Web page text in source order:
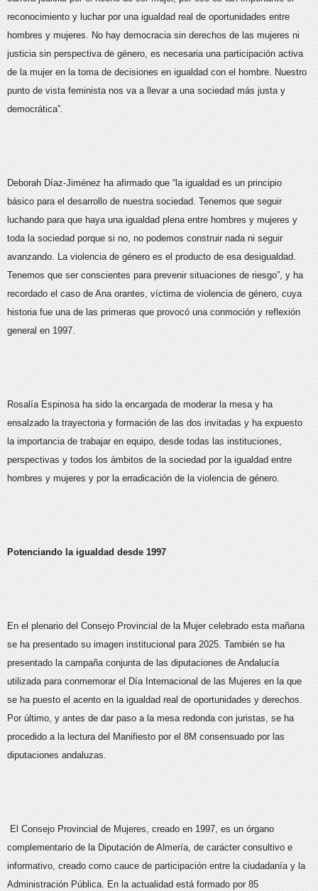
reconocimiento y luchar por una igualdad real de oportunidades entre
hombres y mujeres. No hay democracia sin derechos de las mujeres ni
justicia sin perspectiva de género, es necesaria una participación activa
de la mujer en la toma de decisiones en igualdad con el hombre. Nuestro
punto de vista feminista nos va a llevar a una sociedad más justa y
democrática”.
Deborah Díaz-Jiménez ha afirmado que “la igualdad es un principio
básico para el desarrollo de nuestra sociedad. Tenemos que seguir
luchando para que haya una igualdad plena entre hombres y mujeres y
toda la sociedad porque si no, no podemos construir nada ni seguir
avanzando. La violencia de género es el producto de esa desigualdad.
Tenemos que ser conscientes para prevenir situaciones de riesgo”, y ha
recordado el caso de Ana orantes, víctima de violencia de género, cuya
historia fue una de las primeras que provocó una conmoción y reflexión
general en 1997.
Rosalía Espinosa ha sido la encargada de moderar la mesa y ha
ensalzado la trayectoria y formación de las dos invitadas y ha expuesto
la importancia de trabajar en equipo, desde todas las instituciones,
perspectivas y todos los ámbitos de la sociedad por la igualdad entre
hombres y mujeres y por la erradicación de la violencia de género.
Potenciando la igualdad desde 1997
En el plenario del Consejo Provincial de la Mujer celebrado esta mañana
se ha presentado su imagen institucional para 2025. También se ha
presentado la campaña conjunta de las diputaciones de Andalucía
utilizada para conmemorar el Día Internacional de las Mujeres en la que
se ha puesto el acento en la igualdad real de oportunidades y derechos.
Por último, y antes de dar paso a la mesa redonda con juristas, se ha
procedido a la lectura del Manifiesto por el 8M consensuado por las
diputaciones andaluzas.
El Consejo Provincial de Mujeres, creado en 1997, es un órgano
complementario de la Diputación de Almería, de carácter consultivo e
informativo, creado como cauce de participación entre la ciudadanía y la
Administración Pública. En la actualidad está formado por 85